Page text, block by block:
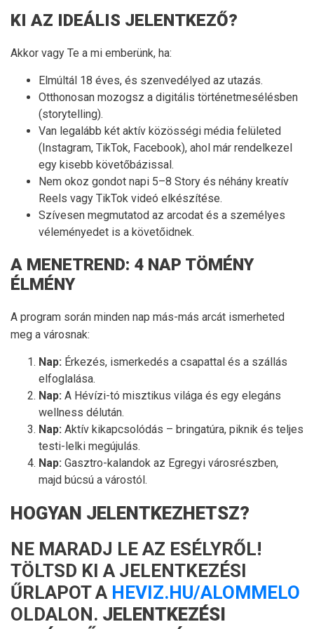
KI AZ IDEÁLIS JELENTKEZŐ?
Akkor vagy Te a mi emberünk, ha:
Elmúltál 18 éves, és szenvedélyed az utazás.
Otthonosan mozogsz a digitális történetmesélésben
(storytelling).
Van legalább két aktív közösségi média felületed
(Instagram, TikTok, Facebook), ahol már rendelkezel
egy kisebb követőbázissal.
Nem okoz gondot napi 5–8 Story és néhány kreatív
Reels vagy TikTok videó elkészítése.
Szívesen megmutatod az arcodat és a személyes
véleményedet is a követőidnek.
A MENETREND: 4 NAP TÖMÉNY
ÉLMÉNY
A program során minden nap más-más arcát ismerheted
meg a városnak:
Nap: Érkezés, ismerkedés a csapattal és a szállás
elfoglalása.
Nap: A Hévízi-tó misztikus világa és egy elegáns
wellness délután.
Nap: Aktív kikapcsolódás – bringatúra, piknik és teljes
testi-lelki megújulás.
Nap: Gasztro-kalandok az Egregyi városrészben,
majd búcsú a várostól.
HOGYAN JELENTKEZHETSZ?
NE MARADJ LE AZ ESÉLYRŐL!
TÖLTSD KI A JELENTKEZÉSI
ŰRLAPOT A HEVIZ.HU/ALOMMELO
OLDALON. JELENTKEZÉSI